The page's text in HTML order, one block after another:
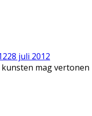
28 juli 2012
mag